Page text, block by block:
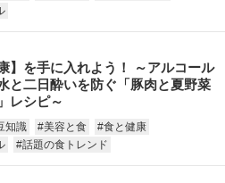
】を手に入れよう！ ～アルコール
と二日酔いを防ぐ「豚肉と夏野菜
レシピ～
知識 #美容と食
#食と健康
#話題の食トレンド